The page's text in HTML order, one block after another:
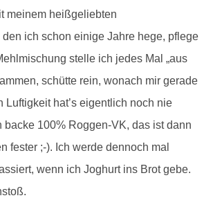
meinem heißgeliebten
ich schon einige Jahre hege, pflege
stelle ich jedes Mal „aus
schütte rein, wonach mir gerade
Luftigkeit hat’s eigentlich noch nie
backe 100% Roggen-VK, das ist dann
fester ;-). Ich werde dennoch mal
wenn ich Joghurt ins Brot gebe.